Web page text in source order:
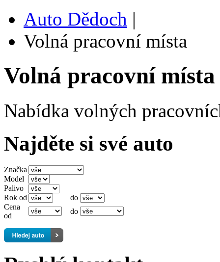
Auto Dědoch |
Volná pracovní místa
Volná pracovní místa
Nabídka volných
Najděte si své auto
Značka
Model
Palivo
Rok od
do
Cena
od
do